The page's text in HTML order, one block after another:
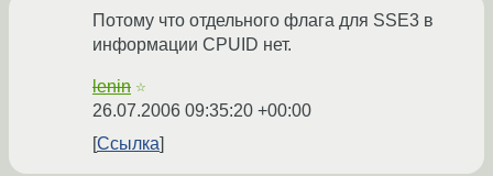
Потому что отдельного флага для SSE3 в
информации CPUID нет.
lenin ☆
26.07.2006 09:35:20 +00:00
Ссылка